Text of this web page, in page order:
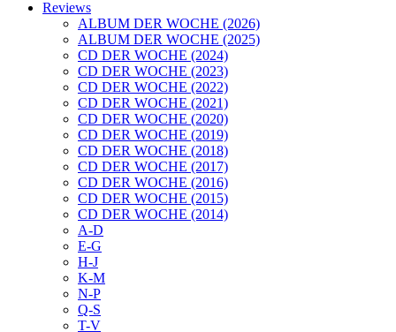
Reviews
ALBUM DER WOCHE (2026)
ALBUM DER WOCHE (2025)
CD DER WOCHE (2024)
CD DER WOCHE (2023)
CD DER WOCHE (2022)
CD DER WOCHE (2021)
CD DER WOCHE (2020)
CD DER WOCHE (2019)
CD DER WOCHE (2018)
CD DER WOCHE (2017)
CD DER WOCHE (2016)
CD DER WOCHE (2015)
CD DER WOCHE (2014)
A-D
E-G
H-J
K-M
N-P
Q-S
T-V